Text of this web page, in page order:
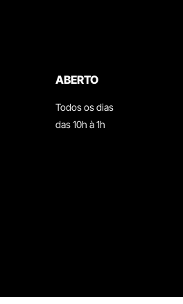
ABERTO
Todos os dias
das 10h à 1h